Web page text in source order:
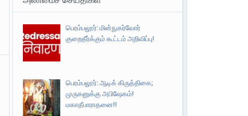
பெரம்பலூர்: மின்நுகர்வோர்
குறைதீர்க்கும் கூட்டம் அறிவிப்பு!
பெரம்பலூர்: ஆடிக் கிருத்திகை;
முருகனுக்கு அபிஷேகம்!
மகாதீபாராதனை!!